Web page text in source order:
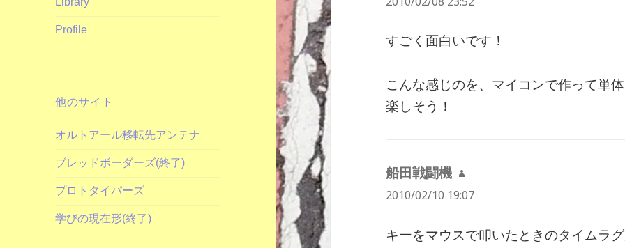
Profile
他のサイト
オルトアール移転先アンテナ
ブレッドボーダーズ(終了)
プロトタイパーズ
学びの現在形(終了)
すごく面白いです！
こんな感じのを、マイコンで作って単
楽しそう！
船田戦闘機
よ
り:
2010/02/10 19:07
キーをマウスで叩いたときのタイムラ